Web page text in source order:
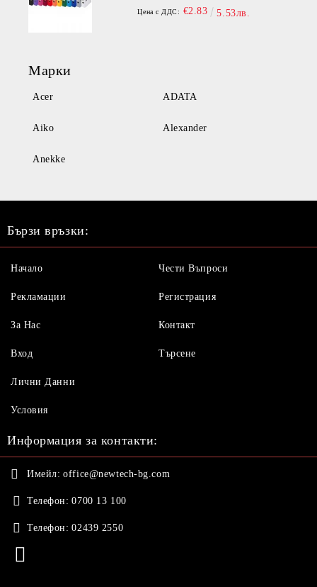
Цена с ДДС: €2.83 5.53лв.
Марки
Acer ADATA
Aiko Alexander
Anekke
Бързи връзки:
Начало
Рекламации
За Нас
Вход
Чести Въпроси
Регистрация
Контакт
Търсене
Лични Данни
Условия
Информация за контакти:
Имейл: office@newtech-bg.com
Телефон: 0700 13 100
Телефон: 02439 2550